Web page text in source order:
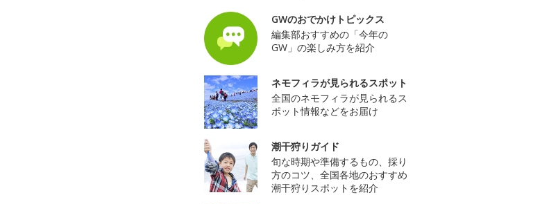
GWのおでかけトピックス
編集部おすすめの「今年の
GW」の楽しみ方を紹介
ネモフィラが見られるスポット
全国のネモフィラが見られるス
ポット情報などをお届け
潮干狩りガイド
旬な時期や準備するもの、採り
方のコツ、全国各地のおすすめ
潮干狩りスポットを紹介